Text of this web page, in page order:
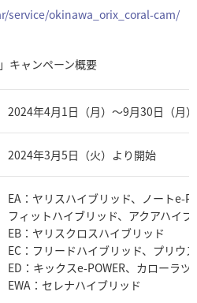
service/okinawa_orix_coral-cam/
キャンペーン概要
2024年4月1日（月）～9月30日（月
2024年3月5日（火）より開始
EA：ヤリスハイブリッド、ノートe-
フィットハイブリッド、アクアハイブ
EB：ヤリスクロスハイブリッド
EC：フリードハイブリッド、プリウ
ED：キックスe-POWER、カローラ
EWA：セレナハイブリッド